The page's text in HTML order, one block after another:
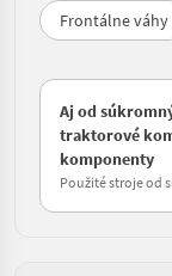
Frontálne váhy
Aj od
traktorové
komponenty
Použité stroje od